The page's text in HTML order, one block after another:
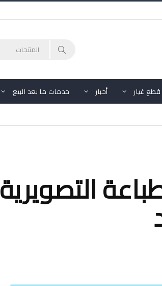
قطع غيار أحبار خدمات ما بعد البيع